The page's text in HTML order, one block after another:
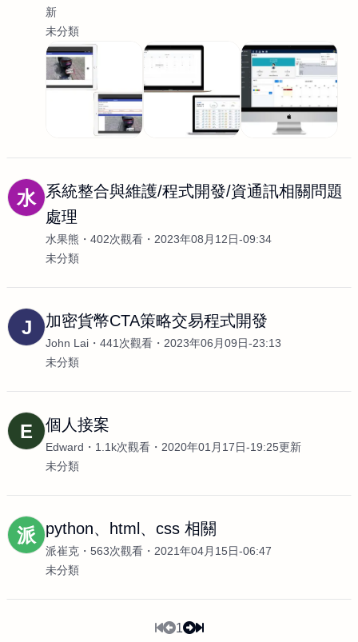
新
未分類
水
系統整合與維護/程式開發/資通訊相關問題
處理
水果熊 402次觀看
2023年08月12日-09:34
未分類
J 加密貨幣CTA策略交易程式開發
John Lai 441次觀看
2023年06月09日-23:13
未分類
E 個人接案
Edward 1.1k次觀看
2020年01月17日-19:25更新
未分類
派 python、html、css 相關
派崔克 563次觀看
2021年04月15日-06:47
未分類
1